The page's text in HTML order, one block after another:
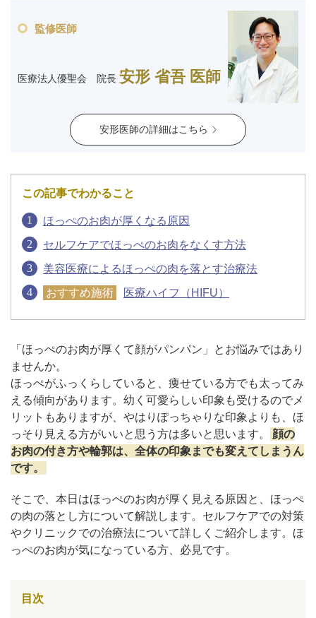
スケジュール
西梅田から徒歩2分
ついて
アフターケア
よくあるご質問
美容ブログ
オンラインショップ
LINE予約 WEB予約
監修医師
医療法人優聖会 院長 安形 省吾 医師
安形医師の詳細はこちら
この記事でわかること
ほっぺのお肉が厚くなる原因
セルフケアでほっぺのお肉をなくす方法
美容医療によるほっぺの肉を落とす治療法
おすすめ施術
医療ハイフ（HIFU）
「ほっぺのお肉が厚くて顔がパンパン」とお悩みではあり
ませんか。
ほっぺがふっくらしていると、痩せている方でも太ってみ
える傾向があります。幼く可愛らしい印象も受けるのでメ
リットもありますが、やはりぽっちゃりな印象よりも、ほ
っそり見える方がいいと思う方は多いと思います。
顔の
お肉の付き方や輪郭は、全体の印象までも変えてしまうん
です。
そこで、本日はほっぺのお肉が厚く見える原因と、ほっぺ
の肉の落とし方について解説します。セルフケアでの対策
やクリニックでの治療法について詳しくご紹介します。ほ
っぺのお肉が気になっている方、必見です。
目次